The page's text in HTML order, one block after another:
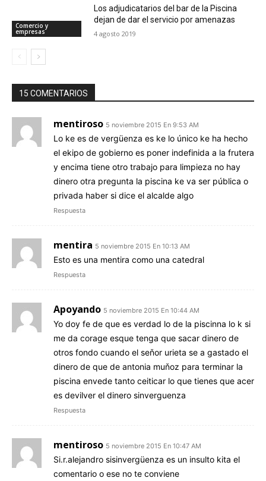
Comercio y
empresas
Los adjudicatarios del bar de la Piscina
dejan de dar el servicio por amenazas
4 agosto 2019
15 COMENTARIOS
mentiroso 5 noviembre 2015 En 9:53 AM
Lo ke es de vergüenza es ke lo único ke ha hecho
el ekipo de gobierno es poner indefinida a la frutera
y encima tiene otro trabajo para limpieza no hay
dinero otra pregunta la piscina ke va ser pública o
privada haber si dice el alcalde algo
Respuesta
mentira 5 noviembre 2015 En 10:13 AM
Esto es una mentira como una catedral
Respuesta
Apoyando 5 noviembre 2015 En 10:44 AM
Yo doy fe de que es verdad lo de la piscinna lo k si
me da corage esque tenga que sacar dinero de
otros fondo cuando el seňor urieta se a gastado el
dinero de que de antonia muňoz para terminar la
piscina envede tanto ceiticar lo que tienes que acer
es devilver el dinero sinverguenza
Respuesta
mentiroso 5 noviembre 2015 En 10:47 AM
Si.r.alejandro sisinvergüenza es un insulto kita el
comentario o ese no te conviene